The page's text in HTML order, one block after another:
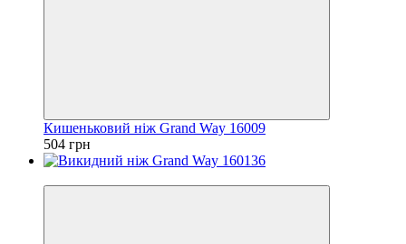
Кишеньковий ніж Grand Way 16009
504 грн